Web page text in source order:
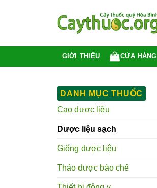
dung
GIỚI THIỆU CỬA HÀNG
DANH MỤC THUỐC
Cao dược liệu
Dược liệu sạch
Giống dược liệu
Thảo dược bào chế